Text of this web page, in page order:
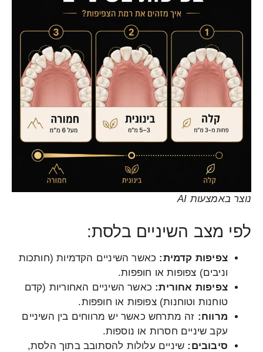
נוצר באמצעות AI
לפי מצב השיניים בלסת:
צפיפות קדמית: כאשר השיניים הקדמיות (חותכות
וניבים) צפופות או חופפות.
צפיפות אחורית: כאשר השיניים האחוריות (קדם
טוחנות וטוחנות) צפופות או חופפות.
מרווח: זה מתרחש כאשר יש מרווחים בין השיניים
עקב שיניים חסרות או נוספות.
סיבובים: שיניים עלולות להסתובב בתוך הלסת,